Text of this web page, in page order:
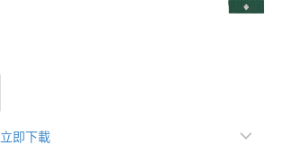
立即下載